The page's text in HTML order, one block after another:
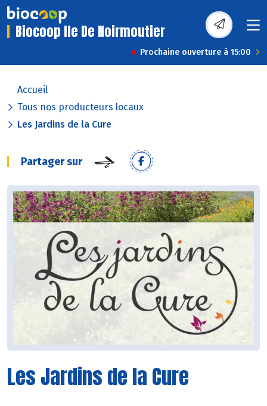
Biocoop Ile De Noirmoutier
Prochaine ouverture à 15:00
Accueil
Tous nos producteurs locaux
Les Jardins de la Cure
Partager sur
Les Jardins de la Cure